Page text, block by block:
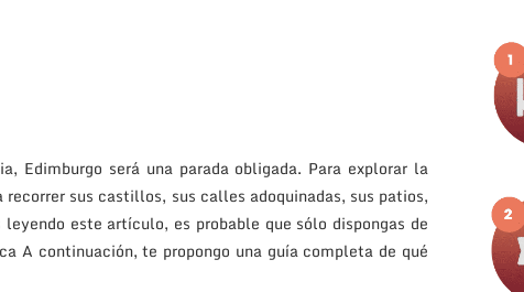
Edimburgo será una parada obligada. Para explorar la
sus castillos, sus calles adoquinadas, sus patios,
este artículo, es probable que sólo dispongas de
A continuación, te propongo una guía completa de qué